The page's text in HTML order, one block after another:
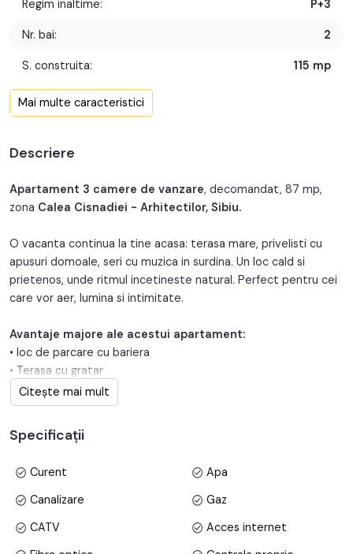
Regim inaltime: P+3
Nr. bai: 2
S. construita: 115 mp
Confort:
Nr. parcari:
An constructie: 2009
Mai multe caracteristici
Descriere
Apartament 3 camere de vanzare, decomandat, 87 mp,
zona Calea Cisnadiei - Arhitectilor, Sibiu.
O vacanta continua la tine acasa: terasa mare, privelisti cu
apusuri domoale, seri cu muzica in surdina. Un loc cald si
prietenos, unde ritmul incetineste natural. Perfect pentru cei
care vor aer, lumina si intimitate.
Avantaje majore ale acestui apartament:
• loc de parcare cu bariera
• Terasa cu gratar
• Vedere la munte
camere, decomandat, situat in localitatea Sibiu, zona Calea
cu regim de inaltime pe Parter + 3 Etaje; anul constructiei
2009, structura caramida. Suprafata utila de 87 mp + terasa
Citește mai mult
Specificații
Curent
Apa
Canalizare
Gaz
CATV
Acces internet